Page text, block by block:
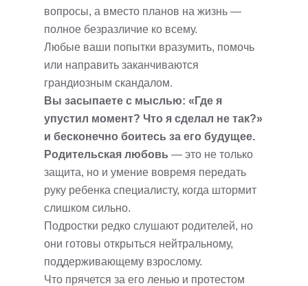
вопросы, а вместо планов на жизнь —
полное безразличие ко всему.
Любые ваши попытки вразумить, помочь
или направить заканчиваются
грандиозным скандалом.
Вы засыпаете с мыслью: «Где я
упустил момент? Что я сделал не так?»
и бесконечно боитесь за его будущее.
Родительская любовь — это не только
защита, но и умение вовремя передать
руку ребенка специалисту, когда штормит
слишком сильно.
Подростки редко слушают родителей, но
они готовы открыться нейтральному,
поддерживающему взрослому.
Что прячется за его ленью и протестом